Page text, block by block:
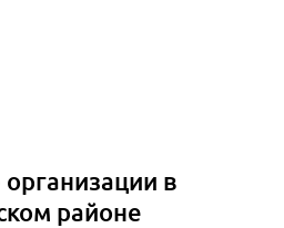
в
районе